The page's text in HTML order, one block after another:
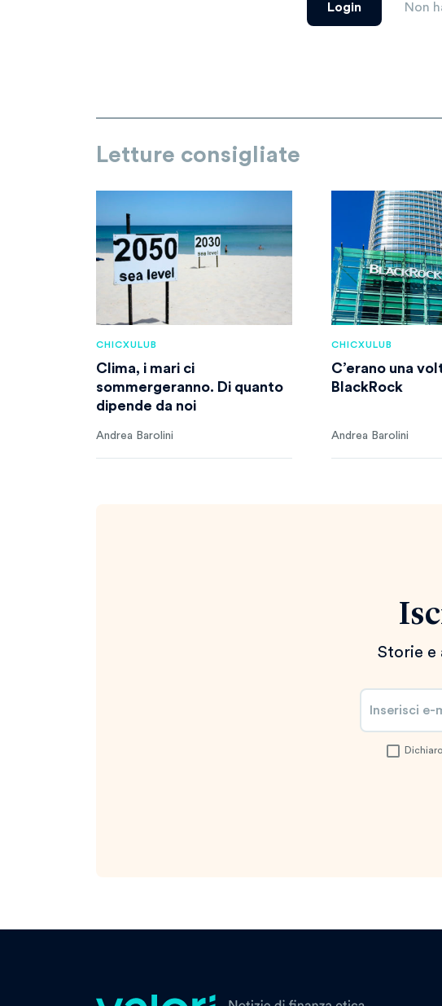
Login Non
Letture consigliate
CHICXULUB
Clima, i mari ci
sommergeranno. Di quanto
dipende da noi
Andrea Barolini
CHICXULUB
C’erano una
BlackRock
Andrea Barolini
Storie e